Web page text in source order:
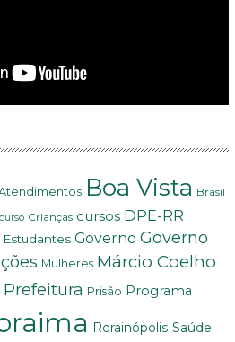
Boa Vista Brasil
Crianças cursos DPE-RR
Estudantes Governo Governo
Mulheres Márcio Coelho
Prefeitura Prisão Programa
Rorainópolis Saúde